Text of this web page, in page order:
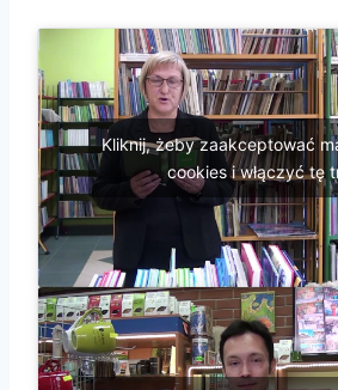
Kliknij, żeby zaakceptować
cookies i włączyć tę